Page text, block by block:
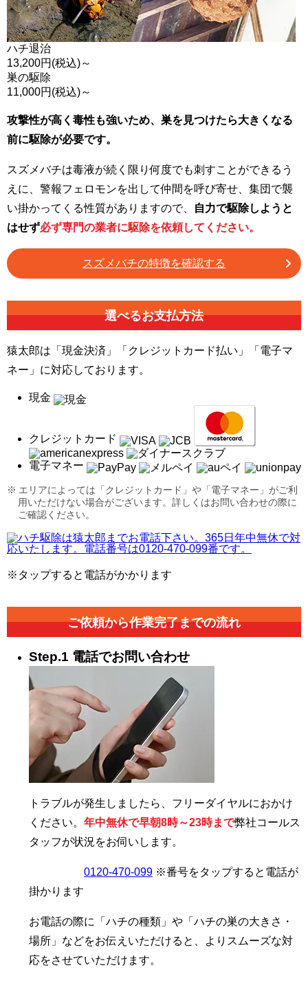
ハチ退治
13,200円(税込)～
巣の駆除
11,000円(税込)～
攻撃性が高く毒性も強いため、巣を見つけたら大きくなる
前に駆除が必要です。
スズメバチは毒液が続く限り何度でも刺すことができるう
えに、警報フェロモンを出して仲間を呼び寄せ、集団で襲
い掛かってくる性質がありますので、
自力で駆除しようと
はせず必ず専門の業者に駆除を依頼してください。
スズメバチの特徴を確認する
選べるお支払方法
猿太郎は「現金決済」「クレジットカード払い」「電子マ
ネー」に対応しております。
現金
クレジットカード
電子マネー
エリアによっては「クレジットカード」や「電子マネー」がご利
用いただけない場合がございます。詳しくはお問い合わせの際に
ご確認ください。
※タップすると電話がかかります
ご依頼から作業完了までの流れ
Step.1 電話でお問い合わせ
トラブルが発生しましたら、フリーダイヤルにおかけ
ください。 年中無休で早朝8時～23時まで弊社コールス
タッフが状況をお伺いします。
0120-470-099 ※番号をタップすると電話が
掛かります
お電話の際に「ハチの種類」や「ハチの巣の大きさ・
場所」などをお伝えいただけると、よりスムーズな対
応をさせていただけます。